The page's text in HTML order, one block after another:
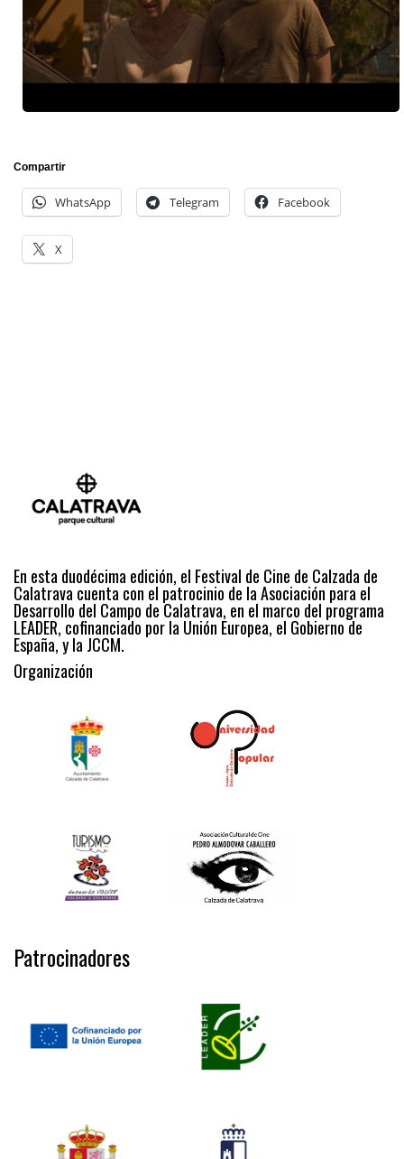
Compartir
WhatsApp Telegram Facebook
X
En esta duodécima edición, el Festival de Cine de Calzada de
Calatrava cuenta con el patrocinio de la Asociación para el
Desarrollo del Campo de Calatrava, en el marco del programa
LEADER, cofinanciado por la Unión Europea, el Gobierno de
España, y la JCCM.
Organización
Patrocinadores